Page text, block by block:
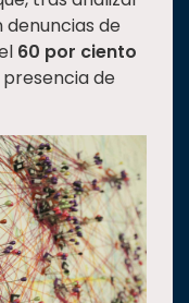
denuncias de
60 por ciento
de